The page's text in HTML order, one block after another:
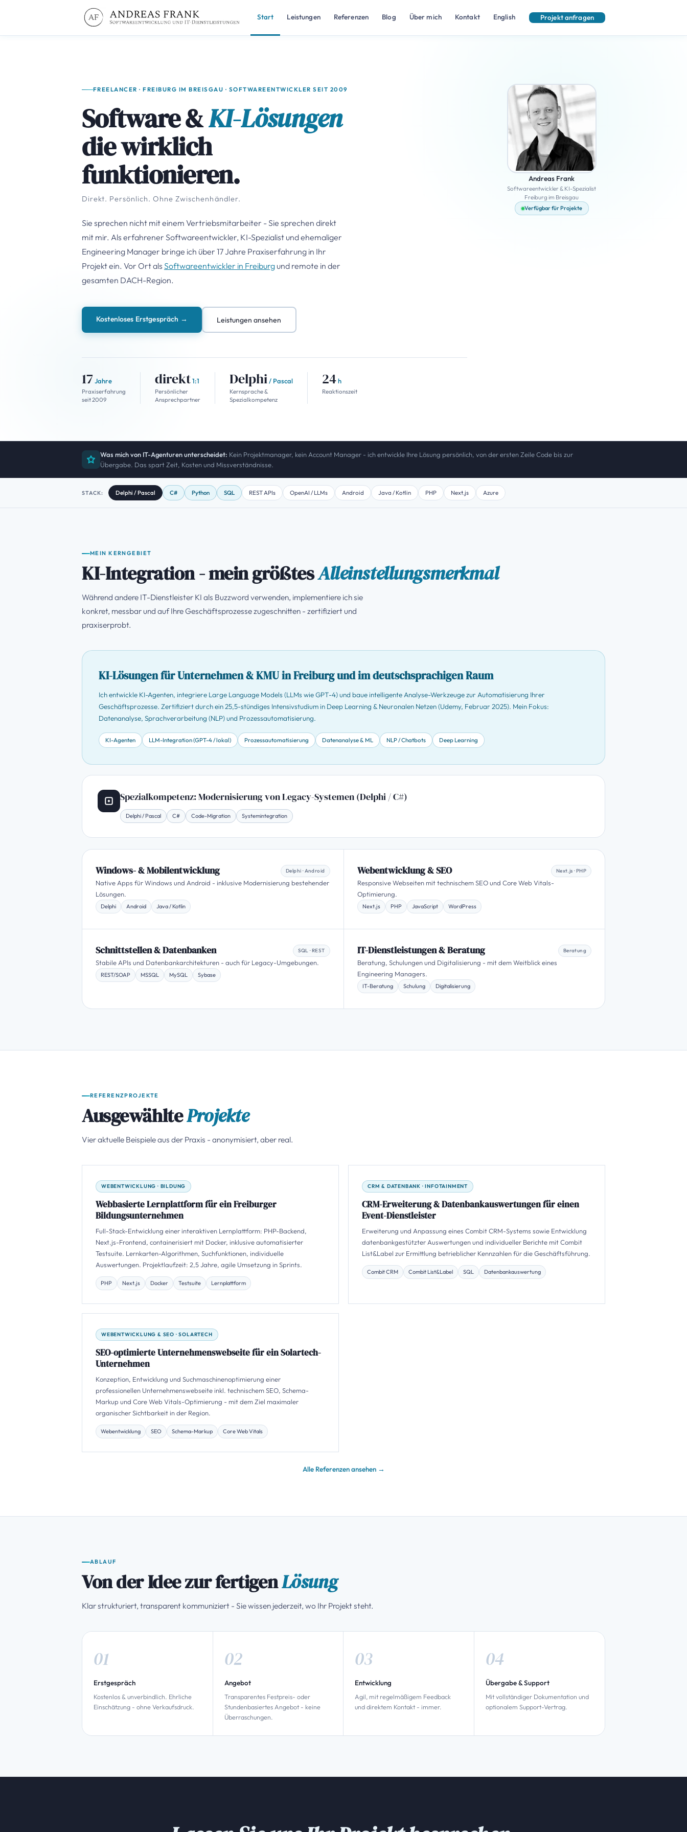
Start Leistungen Referenzen Blog Über mich Kontakt English Projekt anfragen
FREELANCER · FREIBURG IM BREISGAU · SOFTWAREENTWICKLER SEIT 2009
Software &KI-Lösungen
die wirklich
funktionieren.
Direkt. Persönlich. Ohne Zwischenhändler.
Sie sprechen nicht mit einem Vertriebsmitarbeiter - Sie sprechen direkt
mit mir. Als erfahrener Softwareentwickler, KI-Spezialist und ehemaliger
Engineering Manager bringe ich über 17Jahre Praxiserfahrung in Ihr
Projekt ein. Vor Ort als Softwareentwickler in Freiburg und remote in der
gesamten DACH-Region.
Kostenloses Erstgespräch → Leistungen ansehen
17Jahre
Praxiserfahrung
seit 2009
direkt1:1
Persönlicher
Ansprechpartner
Delphi/ Pascal
Kernsprache &
Spezialkompetenz
24h
Reaktions­zeit
Andreas Frank
Softwareentwickler & KI-Spezialist
Freiburg im Breisgau
Verfügbar für Projekte
Was mich von IT-Agenturen unterscheidet: Kein Projektmanager, kein Account Manager - ich entwickle Ihre Lösung persönlich, von der ersten Zeile Code bis zur
Übergabe. Das spart Zeit, Kosten und Missverständnisse.
STACK: Delphi / Pascal C# Python SQL REST APIs OpenAI / LLMs Android Java / Kotlin PHP Next.js Azure
MEIN KERNGEBIET
KI-Integration - mein größtesAlleinstellungsmerkmal
Während andere IT-Dienstleister KI als Buzzword verwenden, implementiere ich sie
konkret, messbar und auf Ihre Geschäftsprozesse zugeschnitten - zertifiziert und
praxiserprobt.
KI-Lösungen für Unternehmen & KMU in Freiburg und im deutschsprachigen Raum
Ich entwickle KI-Agenten, integriere Large Language Models (LLMs wie GPT-4) und baue intelligente Analyse-Werkzeuge zur Automatisierung Ihrer
Geschäftsprozesse. Zertifiziert durch ein 25,5-stündiges Intensivstudium in Deep Learning & Neuronalen Netzen (Udemy, Februar 2025). Mein Fokus:
Datenanalyse, Sprachverarbeitung (NLP) und Prozessautomatisierung.
KI-Agenten LLM-Integration (GPT-4 / lokal) Prozessautomatisierung Datenanalyse & ML NLP / Chatbots Deep Learning
Spezialkompetenz: Modernisierung von Legacy-Systemen (Delphi / C#)
Delphi / Pascal C# Code-Migration Systemintegration
Windows- & Mobilentwicklung Delphi · Android
Native Apps für Windows und Android - inklusive Modernisierung bestehender
Lösungen.
Delphi Android Java / Kotlin
Webentwicklung & SEO Next.js · PHP
Responsive Webseiten mit technischem SEO und Core Web Vitals-
Optimierung.
Next.js PHP JavaScript WordPress
Schnittstellen & Datenbanken SQL · REST
Stabile APIs und Datenbankarchitekturen - auch für Legacy-Umgebungen.
REST/SOAP MSSQL MySQL Sybase
IT-Dienstleistungen & Beratung Beratung
Beratung, Schulungen und Digitalisierung - mit dem Weitblick eines
Engineering Managers.
IT-Beratung Schulung Digitalisierung
REFERENZPROJEKTE
AusgewählteProjekte
Vier aktuelle Beispiele aus der Praxis - anonymisiert, aber real.
WEBENTWICKLUNG · BILDUNG
Webbasierte Lernplattform für ein Freiburger
Bildungsunternehmen
Full-Stack-Entwicklung einer interaktiven Lernplattform: PHP-Backend,
Next.js-Frontend, containerisiert mit Docker, inklusive automatisierter
Testsuite. Lernkarten-Algorithmen, Suchfunktionen, individuelle
Auswertungen. Projektlaufzeit: 2,5 Jahre, agile Umsetzung in Sprints.
PHP Next.js Docker Testsuite Lernplattform
CRM & DATENBANK · INFOTAINMENT
CRM-Erweiterung & Datenbankauswertungen für einen
Event-Dienstleister
Erweiterung und Anpassung eines Combit CRM-Systems sowie Entwicklung
datenbankgestützter Auswertungen und individueller Berichte mit Combit
List&Label zur Ermittlung betrieblicher Kennzahlen für die Geschäftsführung.
Combit CRM Combit List&Label SQL Datenbankauswertung
WEBENTWICKLUNG & SEO · SOLARTECH
SEO-optimierte Unternehmenswebseite für ein Solartech-
Unternehmen
Konzeption, Entwicklung und Suchmaschinenoptimierung einer
professionellen Unternehmenswebseite inkl. technischem SEO, Schema-
Markup und Core Web Vitals-Optimierung - mit dem Ziel maximaler
organischer Sichtbarkeit in der Region.
Webentwicklung SEO Schema-Markup Core Web Vitals
Alle Referenzen ansehen →
ABLAUF
Von der Idee zur fertigenLösung
Klar strukturiert, transparent kommuniziert - Sie wissen jederzeit, wo Ihr Projekt steht.
Erstgespräch
Kostenlos & unverbindlich. Ehrliche
Einschätzung - ohne Verkaufsdruck.
Angebot
Transparentes Festpreis- oder
Stundenbasiertes Angebot - keine
Überraschungen.
Entwicklung
Agil, mit regelmäßigem Feedback
und direktem Kontakt - immer.
Übergabe & Support
Mit vollständiger Dokumentation und
optionalem Support-Vertrag.